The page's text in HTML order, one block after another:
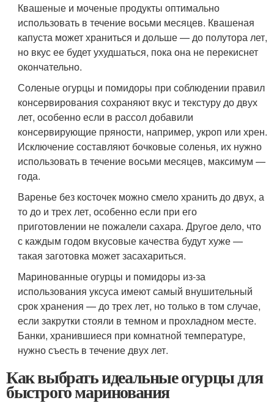
Квашеные и моченые продукты оптимально
использовать в течение восьми месяцев. Квашеная
капуста может храниться и дольше — до полутора лет,
но вкус ее будет ухудшаться, пока она не перекиснет
окончательно.
Соленые огурцы и помидоры при соблюдении правил
консервирования сохраняют вкус и текстуру до двух
лет, особенно если в рассол добавили
консервирующие пряности, например, укроп или хрен.
Исключение составляют бочковые соленья, их нужно
использовать в течение восьми месяцев, максимум —
года.
Варенье без косточек можно смело хранить до двух, а
то до и трех лет, особенно если при его
приготовлении не пожалели сахара. Другое дело, что
с каждым годом вкусовые качества будут хуже —
такая заготовка может засахариться.
Маринованные огурцы и помидоры из-за
использования уксуса имеют самый внушительный
срок хранения — до трех лет, но только в том случае,
если закрутки стояли в темном и прохладном месте.
Банки, хранившиеся при комнатной температуре,
нужно съесть в течение двух лет.
Как выбрать идеальные огурцы для
быстрого маринования